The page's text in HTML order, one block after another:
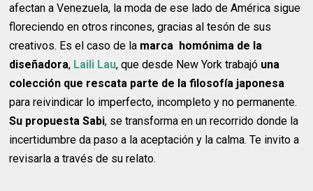
afectan a Venezuela, la moda de ese lado de América sigue
floreciendo en otros rincones, gracias al tesón de sus
creativos. Es el caso de la marca homónima de la
diseñadora, Laili Lau, que desde New York trabajó una
colección que rescata parte de la filosofía japonesa
para reivindicar lo imperfecto, incompleto y no permanente.
Su propuesta Sabi, se transforma en un recorrido donde la
incertidumbre da paso a la aceptación y la calma. Te invito a
revisarla a través de su relato.